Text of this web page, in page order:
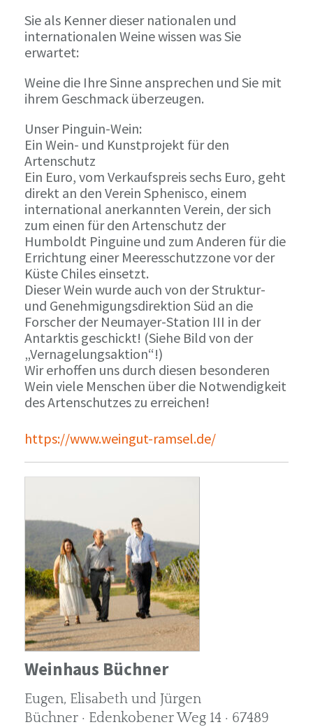
Sie als Kenner dieser nationalen und
internationalen Weine wissen was Sie
erwartet:
Weine die Ihre Sinne ansprechen und Sie mit
ihrem Geschmack überzeugen.
Unser Pinguin-Wein:
Ein Wein- und Kunstprojekt für den
Artenschutz
Ein Euro, vom Verkaufspreis sechs Euro, geht
direkt an den Verein Sphenisco, einem
international anerkannten Verein, der sich
zum einen für den Artenschutz der
Humboldt Pinguine und zum Anderen für die
Errichtung einer Meeresschutzzone vor der
Küste Chiles einsetzt.
Dieser Wein wurde auch von der Struktur-
und Genehmigungsdirektion Süd an die
Forscher der Neumayer-Station III in der
Antarktis geschickt! (Siehe Bild von der
„Vernagelungsaktion“!)
Wir erhoffen uns durch diesen besonderen
Wein viele Menschen über die Notwendigkeit
des Artenschutzes zu erreichen!
https://www.weingut-ramsel.de/
Weinhaus Büchner
Eugen, Elisabeth und Jürgen
Büchner · Edenkobener Weg 14 · 67489